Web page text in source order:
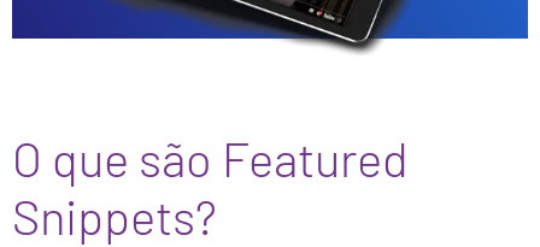
O que são Featured
Snippets?